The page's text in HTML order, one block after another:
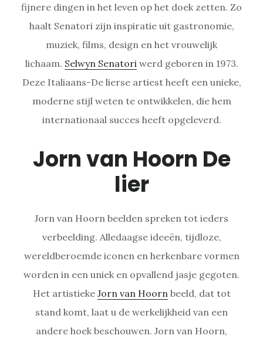
fijnere dingen in het leven op het doek zetten. Zo
haalt Senatori zijn inspiratie uit gastronomie,
muziek, films, design en het vrouwelijk
lichaam. Selwyn Senatori werd geboren in 1973.
Deze Italiaans-De lierse artiest heeft een unieke,
moderne stijl weten te ontwikkelen, die hem
internationaal succes heeft opgeleverd.
Jorn van Hoorn De
lier
Jorn van Hoorn beelden spreken tot ieders
verbeelding. Alledaagse ideeën, tijdloze,
wereldberoemde iconen en herkenbare vormen
worden in een uniek en opvallend jasje gegoten.
Het artistieke Jorn van Hoorn beeld, dat tot
stand komt, laat u de werkelijkheid van een
andere hoek beschouwen. Jorn van Hoorn,